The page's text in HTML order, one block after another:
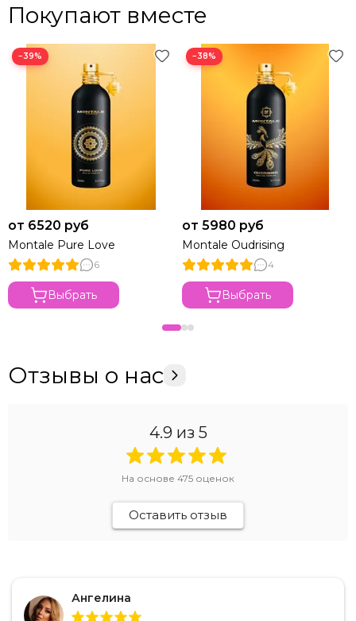
Покупают вместе
−39%
от 6520 руб
Montale Pure Love
6
Выбрать
−38%
от 5980 руб
Montale Oudrising
4
Выбрать
Отзывы о нас
4.9 из 5
На основе 475 оценок
Оставить отзыв
Ангелина